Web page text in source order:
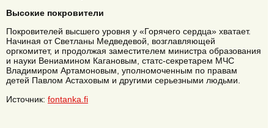
Высокие покровители
Покровителей высшего уровня у «Горячего сердца» хватает.
Начиная от Светланы Медведевой, возглавляющей
оргкомитет, и продолжая заместителем министра образования
и науки Вениамином Кагановым, статс-секретарем МЧС
Владимиром Артамоновым, уполномоченным по правам
детей Павлом Астаховым и другими серьезными людьми.
Источник: fontanka.fi